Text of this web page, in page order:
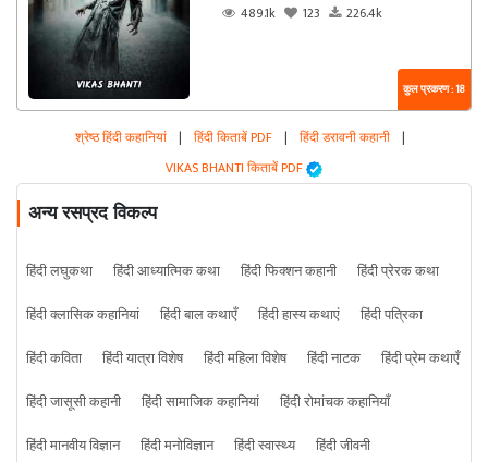
489.1k
123 226.4k
कुल प्रकरण : 18
श्रेष्ठ हिंदी कहानियां | हिंदी किताबें PDF | हिंदी डरावनी कहानी |
VIKAS BHANTI किताबें PDF
अन्य रसप्रद विकल्प
हिंदी लघुकथा हिंदी आध्यात्मिक कथा हिंदी फिक्शन कहानी
हिंदी प्रेरक कथा
हिंदी क्लासिक कहानियां
हिंदी बाल कथाएँ हिंदी हास्य कथाएं
हिंदी पत्रिका
हिंदी कविता
हिंदी यात्रा विशेष हिंदी महिला विशेष हिंदी नाटक
हिंदी प्रेम कथाएँ
हिंदी जासूसी कहानी
हिंदी सामाजिक कहानियां
हिंदी रोमांचक कहानियाँ
हिंदी मानवीय विज्ञान
हिंदी मनोविज्ञान हिंदी स्वास्थ्य हिंदी जीवनी